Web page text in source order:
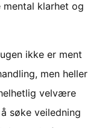
mental klarhet og
ikke er ment
men heller
velvære
søke veiledning